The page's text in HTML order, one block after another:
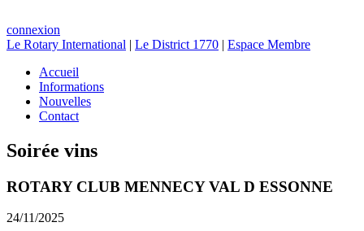
connexion
Le Rotary International | Le District 1770 | Espace Membre
Accueil
Informations
Nouvelles
Contact
Soirée vins
ROTARY CLUB MENNECY VAL D ESSONNE
24/11/2025